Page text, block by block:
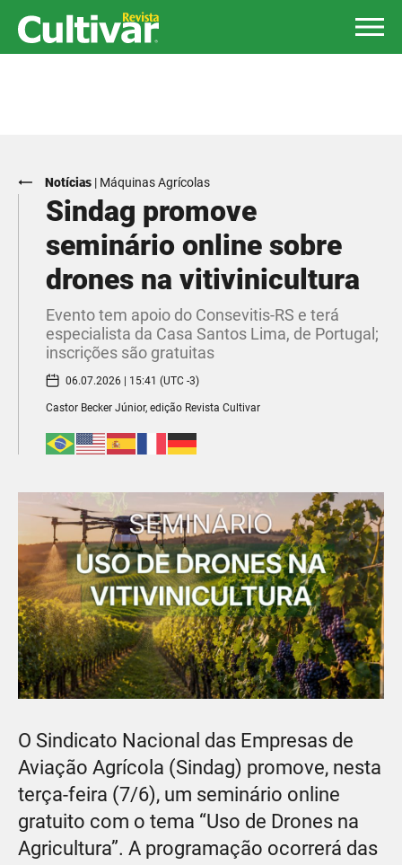
Notícias | Máquinas Agrícolas
Sindag promove
seminário online sobre
drones na vitivinicultura
Evento tem apoio do Consevitis-RS e terá
especialista da Casa Santos Lima, de Portugal;
inscrições são gratuitas
06.07.2026 | 15:41 (UTC -3)
Castor Becker Júnior, edição Revista Cultivar
O Sindicato Nacional das Empresas de
Aviação Agrícola (Sindag) promove, nesta
terça-feira (7/6), um seminário online
gratuito com o tema “Uso de Drones na
Agricultura”. A programação ocorrerá das